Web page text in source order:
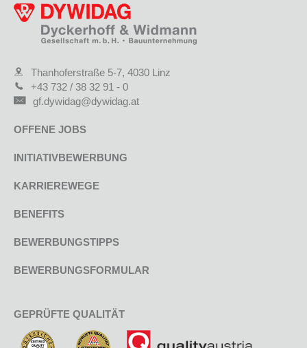
Thanhoferstraße 5-7, 4030 Linz
+43 732 / 38 32 91 - 0
gf.dywidag@dywidag.at
OFFENE JOBS
INITIATIVBEWERBUNG
KARRIEREWEGE
BENEFITS
BEWERBUNGSTIPPS
BEWERBUNGSFORMULAR
GEPRÜFTE QUALITÄT